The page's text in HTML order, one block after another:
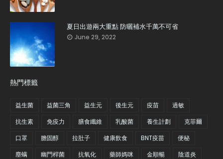
夏日出遊兩大重點 防曬補水千萬不可省
June 29, 2022
熱門標籤
益生菌 益菌三角 益生元 後生元 疫苗
過敏
抗生素
免疫力 膳食纖維 乳酸菌 養生計劃
克菲爾
口罩
膽固醇 拉肚子 健康飲食 BNT疫苗
便秘
塵螨
幽門桿菌 抗氧化 藥師媽咪 金順暢
陰道炎